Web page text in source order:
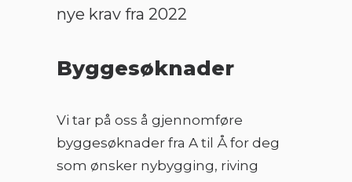
nye krav fra 2022
Byggesøknader
Vi tar på oss å gjennomføre
byggesøknader fra A til Å for deg
som ønsker nybygging, riving